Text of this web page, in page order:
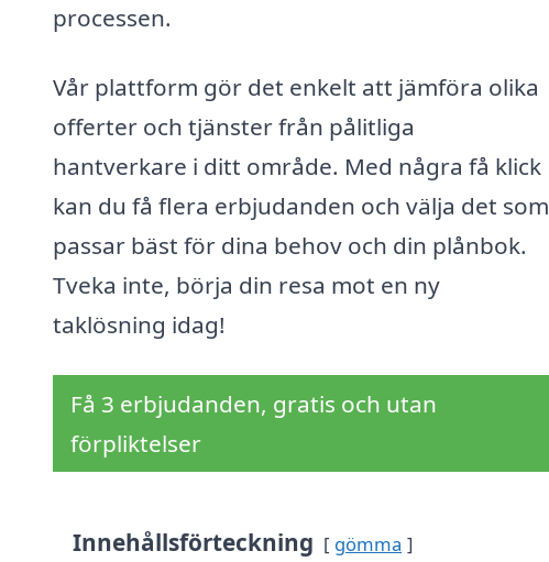
processen.
Vår plattform gör det enkelt att jämföra olika
offerter och tjänster från pålitliga
hantverkare i ditt område. Med några få klick
kan du få flera erbjudanden och välja det som
passar bäst för dina behov och din plånbok.
Tveka inte, börja din resa mot en ny
taklösning idag!
Få 3 erbjudanden, gratis och utan
förpliktelser
Innehållsförteckning gömma